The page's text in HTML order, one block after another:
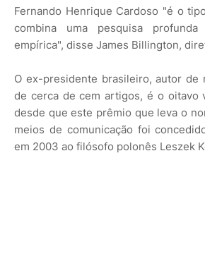
Fernando Henrique Cardoso "é o
combina uma pesquisa
empírica", disse James Billington,
O ex-presidente brasileiro, autor de
de cerca de cem artigos, é o oitavo
desde que este prêmio que leva o
meios de comunicação foi
em 2003 ao filósofo polonês Leszek